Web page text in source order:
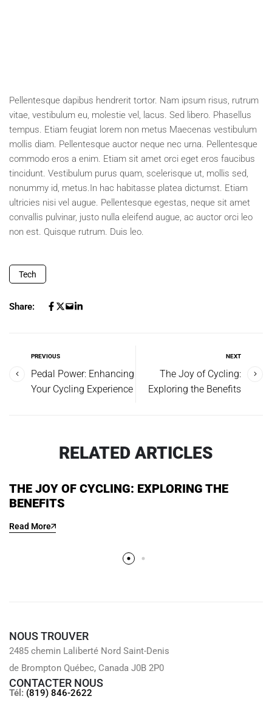
Pellentesque dapibus hendrerit tortor. Nam ipsum risus, rutrum
vitae, vestibulum eu, molestie vel, lacus. Sed libero. Phasellus
tempus. Etiam feugiat lorem non metus Maecenas vestibulum
mollis diam. Pellentesque auctor neque nec urna. Pellentesque
commodo eros a enim. Etiam sit amet orci eget eros faucibus
tincidunt. Vestibulum purus quam, scelerisque ut, mollis sed,
nonummy id, metus.In hac habitasse platea dictumst. Etiam
ultricies nisi vel augue. Pellentesque egestas, neque sit amet
convallis pulvinar, justo nulla eleifend augue, ac auctor orci leo
non est. Quisque rutrum. Duis leo.
Tech
Share:
PREVIOUS
Pedal Power: Enhancing
Your Cycling Experience
NEXT
The Joy of Cycling:
Exploring the Benefits
RELATED ARTICLES
THE JOY OF CYCLING: EXPLORING THE
BENEFITS
Read More
NOUS TROUVER
2485 chemin Laliberté Nord Saint-Denis
de Brompton Québec, Canada J0B 2P0
CONTACTER NOUS
Tél: (819) 846-2622